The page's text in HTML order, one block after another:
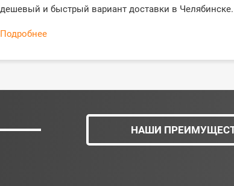
дешевый и быстрый вариант доставки в Челябинске.
Подробнее
НАШИ